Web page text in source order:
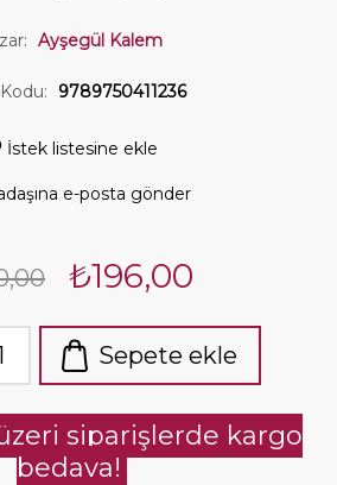
Ayşegül Kalem
9789750411236
İstek listesine ekle
e-posta gönder
₺196,00
Sepete ekle
siparişlerde kargo
bedava!